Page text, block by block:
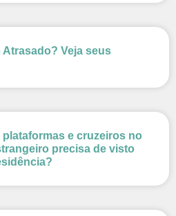
Veja seus
e cruzeiros no
precisa de visto